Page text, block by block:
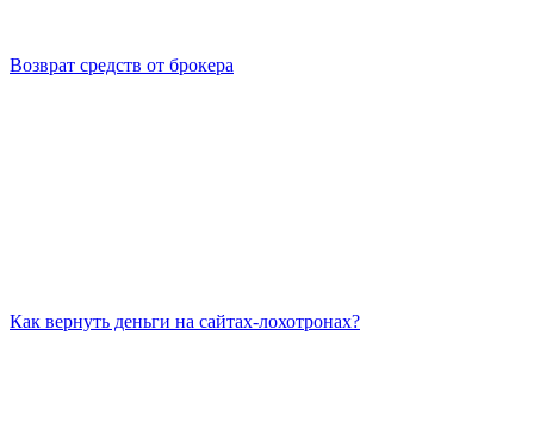
Возврат средств от брокера
Как вернуть деньги на сайтах-лохотронах?